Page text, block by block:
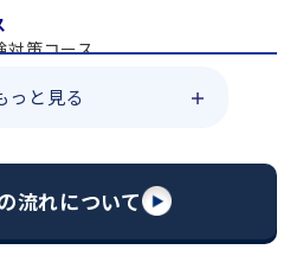
対策コース
ース
高校受験対策コース
っと見る
流れについて